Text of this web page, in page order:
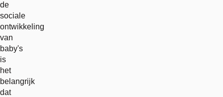
de
sociale
ontwikkeling
van
baby's
is
het
belangrijk
dat